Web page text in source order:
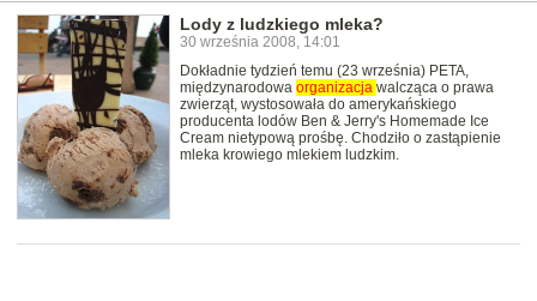
Lody z ludzkiego mleka?
30 września 2008, 14:01
Dokładnie tydzień temu (23 września) PETA,
międzynarodowa organizacja walcząca o prawa
zwierząt, wystosowała do amerykańskiego
producenta lodów Ben & Jerry's Homemade Ice
Cream nietypową prośbę. Chodziło o zastąpienie
mleka krowiego mlekiem ludzkim.